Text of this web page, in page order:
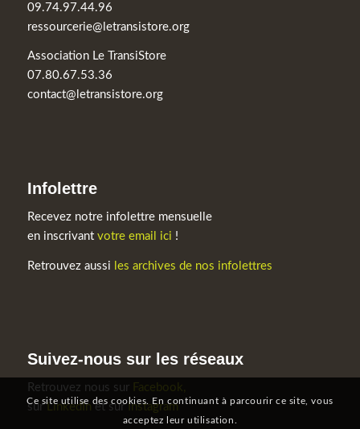
09.74.97.44.96
ressourcerie@letransistore.org
Association Le TransiStore
07.80.67.53.36
contact@letransistore.org
Infolettre
Recevez notre infolettre mensuelle
en inscrivant votre email ici !
Retrouvez aussi les archives de nos infolettres
Suivez-nous sur les réseaux
Retrouvez nous sur Facebook,
surLinkedInet surInstagram
Ce site utilise des cookies. En continuant à parcourir ce site, vous
acceptez leur utilisation.